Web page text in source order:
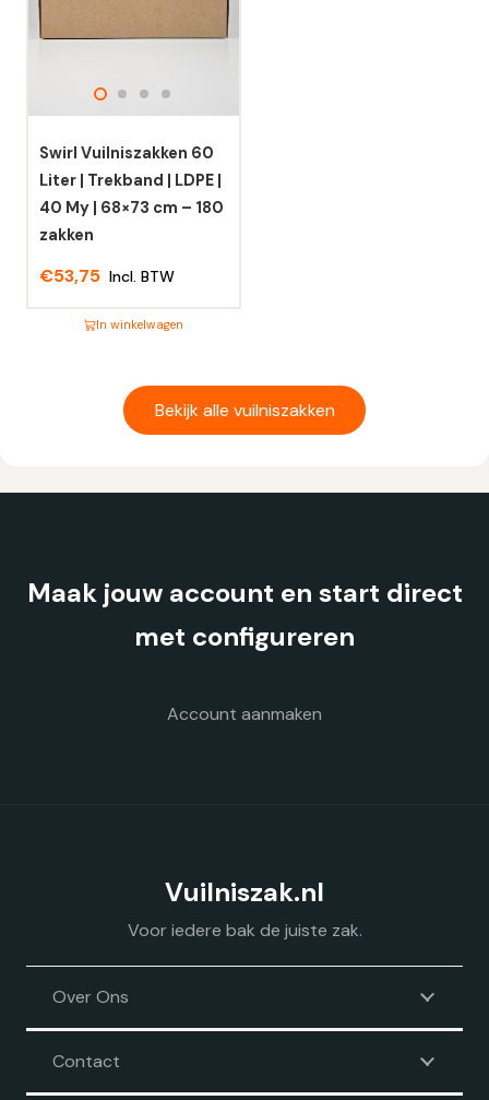
variaties.
Deze
worden
op
de
productpagina
Swirl Vuilniszakken 60
Liter | Trekband | LDPE |
40 My | 68×73 cm – 180
zakken
€53,75 Incl. BTW
In winkelwagen
Deze
worden
Bekijk alle vuilniszakken
Maak jouw account en start direct
met configureren
Account aanmaken
Vuilniszak.nl
Voor iedere bak de juiste zak.
Over Ons
Contact